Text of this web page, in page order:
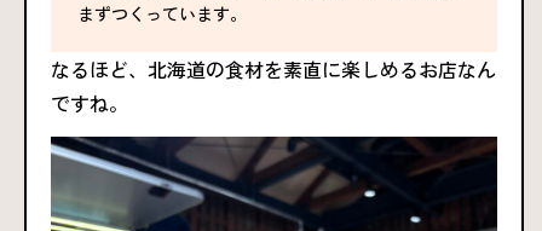
まずつくっています。
なるほど、北海道の食材を素直に楽しめるお店なん
ですね。